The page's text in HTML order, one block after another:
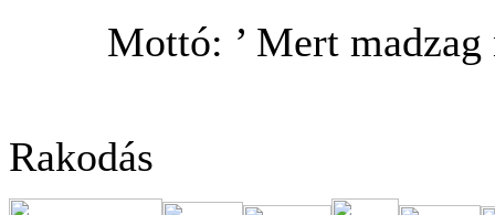
Mottó: ’ Mert
Rakodás